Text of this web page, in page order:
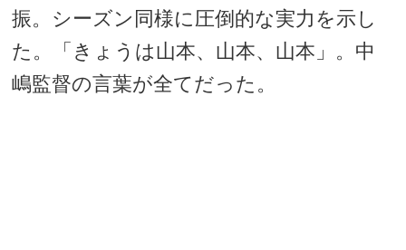
振。シーズン同様に圧倒的な実力を示し
た。「きょうは山本、山本、山本」。中
嶋監督の言葉が全てだった。